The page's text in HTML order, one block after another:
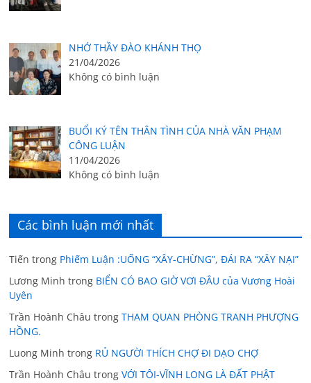
NHỚ THẦY ĐÀO KHÁNH THỌ
21/04/2026
Không có bình luận
BUỔI KÝ TÊN THÂN TÌNH CỦA NHÀ VĂN PHẠM
CÔNG LUẬN
11/04/2026
Không có bình luận
Các bình luận mới nhất
Tiến trong Phiếm Luận :UỐNG “XÂY-CHỪNG”, ĐÁI RA “XÂY NẠI”
Lương Minh trong BIỂN CÓ BAO GIỜ VƠI ĐÂU của Vương Hoài
Uyên
Trần Hoành Châu trongTHAM QUAN PHÒNG TRANH PHƯỢNG
HỒNG.
Luong Minh trong RỦ NGƯỜI THÍCH CHỢ ĐI DẠO CHỢ
Trần Hoành Châu trongVỚI TÔI-VĨNH LONG LÀ ĐẤT PHẬT